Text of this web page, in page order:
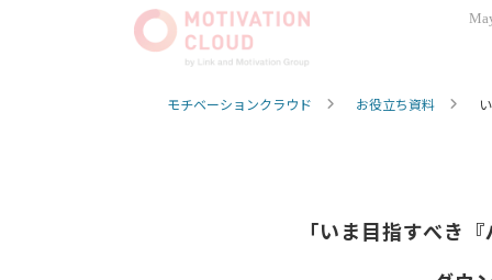
モチベーションクラウド お役立ち資料
「いま目指すべき